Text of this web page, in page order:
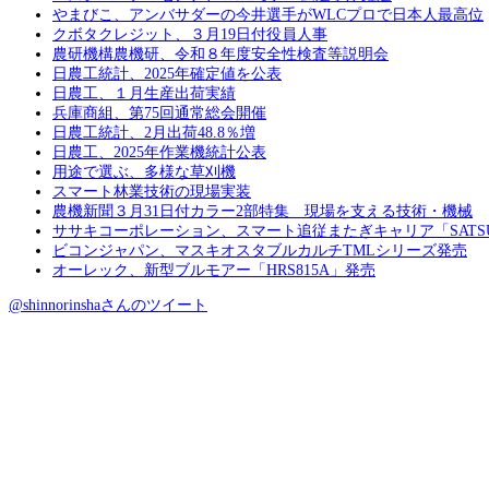
やまびこ、アンバサダーの今井選手がWLCプロで日本人最高位
クボタクレジット、３月19日付役員人事
農研機構農機研、令和８年度安全性検査等説明会
日農工統計、2025年確定値を公表
日農工、１月生産出荷実績
兵庫商組、第75回通常総会開催
日農工統計、2月出荷48.8％増
日農工、2025年作業機統計公表
用途で選ぶ、多様な草刈機
スマート林業技術の現場実装
農機新聞３月31日付カラー2部特集 現場を支える技術・機械
ササキコーポレーション、スマート追従またぎキャリア「
ビコンジャパン、マスキオスタブルカルチTMLシリーズ発売
オーレック、新型ブルモアー「HRS815A」発売
@shinnorinshaさんのツイート